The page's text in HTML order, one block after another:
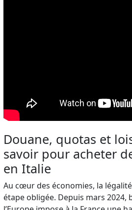
Douane, quotas et
savoir pour acheter
en Italie
Au cœur des économies, la
étape obligée. Depuis mars 2024,